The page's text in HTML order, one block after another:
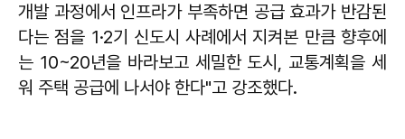
개발 과정에서 인프라가 부족하면 공급 효과가 반감된
다는 점을 1·2기 신도시 사례에서 지켜본 만큼 향후에
는 10~20년을 바라보고 세밀한 도시, 교통계획을 세
워 주택 공급에 나서야 한다"고 강조했다.